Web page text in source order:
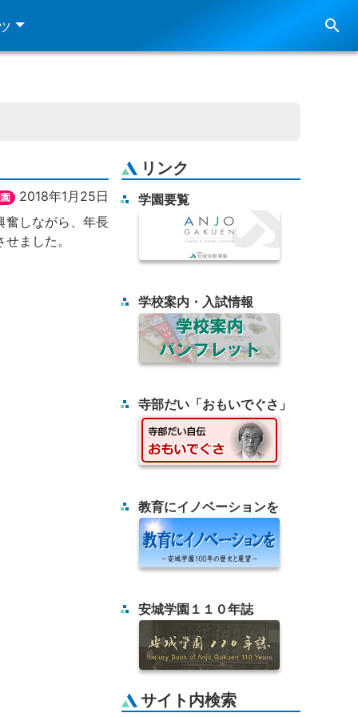
search
2018年1月25日
奮しながら、年長
ました。
リンク
学園要覧
学校案内・入試情報
寺部だい「おもいでぐさ」
教育にイノベーションを
安城学園１１０年誌
サイト内検索